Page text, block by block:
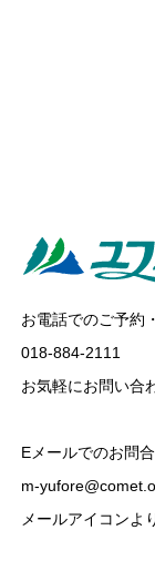
お電話でのご予約
018-884-2111
お気軽にお問い合
Eメールでのお問
m-
メールアイコンよ